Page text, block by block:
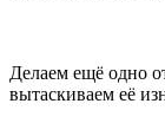
Делаем ещё одно
вытаскиваем её